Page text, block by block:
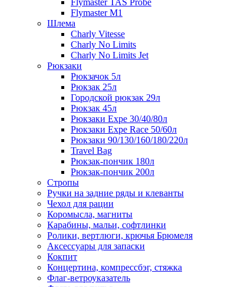
Flymaster TAS Probe
Flymaster M1
Шлема
Charly Vitesse
Charly No Limits
Charly No Limits Jet
Рюкзаки
Рюкзачок 5л
Рюкзак 25л
Городской рюкзак 29л
Рюкзак 45л
Рюкзаки Expe 30/40/80л
Рюкзаки Expe Race 50/60л
Рюкзаки 90/130/160/180/220л
Travel Bag
Рюкзак-пончик 180л
Рюкзак-пончик 200л
Стропы
Ручки на задние ряды и клеванты
Чехол для рации
Коромысла, магниты
Карабины, мальи, софтлинки
Ролики, вертлюги, крючья Брюмеля
Аксессуары для запаски
Кокпит
Концертина, компрессбэг, стяжка
Флаг-ветроуказатель